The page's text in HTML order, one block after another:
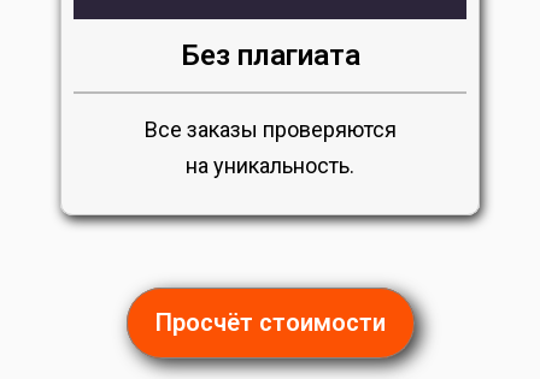
Без плагиата
Все заказы проверяются
на уникальность.
Просчёт стоимости